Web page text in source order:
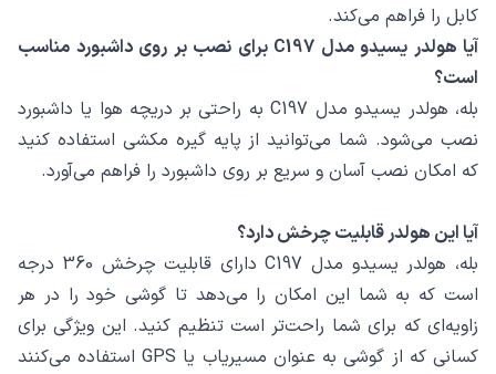
کابل را فراهم می‌کند.
آیا هولدر یسیدو مدل C197 برای نصب بر روی داشبورد مناسب
است؟
بله، هولدر یسیدو مدل C197 به راحتی بر دریچه هوا یا داشبورد
نصب می‌شود. شما می‌توانید از پایه گیره مکشی استفاده کنید
که امکان نصب آسان و سریع بر روی داشبورد را فراهم می‌آورد.
آیا این هولدر قابلیت چرخش دارد؟
بله، هولدر یسیدو مدل C197 دارای قابلیت چرخش 360 درجه
است که به شما این امکان را می‌دهد تا گوشی خود را در هر
زاویه‌ای که برای شما راحت‌تر است تنظیم کنید. این ویژگی برای
کسانی که از گوشی به عنوان مسیریاب یا GPS استفاده می‌کنند